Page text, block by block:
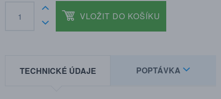
VLOŽIT DO KOŠÍKU
TECHNICKÉ ÚDAJE POPTÁVKA